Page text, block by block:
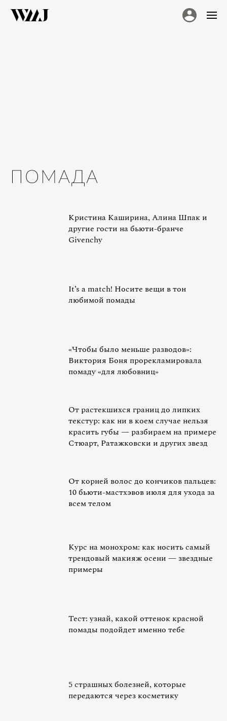
ПОМАДА
Кристина Каширина, Алина Шпак и
другие гости на бьюти-бранче
Givenchy
It’s a match! Носите вещи в тон
любимой помады
«Чтобы было меньше разводов»:
Виктория Боня прорекламировала
помаду «для любовниц»
От растекшихся границ до липких
текстур: как ни в коем случае нельзя
красить губы — разбираем на примере
Стюарт, Ратажковски и других звезд
От корней волос до кончиков пальцев:
10 бьюти-мастхэвов июля для ухода за
всем телом
Курс на монохром: как носить самый
трендовый макияж осени — звездные
примеры
Тест: узнай, какой оттенок красной
помады подойдет именно тебе
5 страшных болезней, которые
передаются через косметику